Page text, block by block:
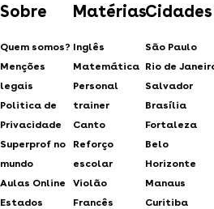
Sobre
Quem somos?
Menções
legais
Politica de
Privacidade
Superprof no
mundo
Aulas Online
Estados
Matérias
Inglês
Matemática
Personal
trainer
Canto
Reforço
escolar
Violão
Francês
Cidades
São Paulo
Rio de
Salvador
Brasília
Fortaleza
Belo
Horizonte
Manaus
Curitiba